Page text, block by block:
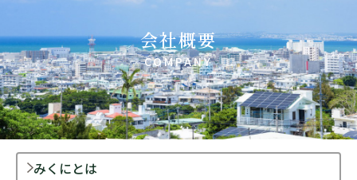
会社概要
COMPANY
みくにとは